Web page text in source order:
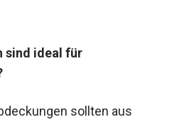
sind ideal für
sollten aus